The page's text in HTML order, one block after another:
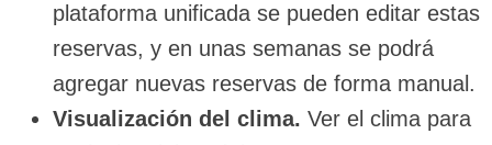
plataforma unificada se pueden editar estas
reservas, y en unas semanas se podrá
agregar nuevas reservas de forma manual.
Visualización del clima. Ver el clima para